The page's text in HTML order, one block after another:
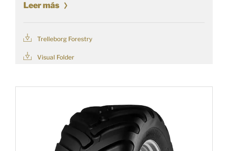
Leer más
Trelleborg Forestry
Visual Folder